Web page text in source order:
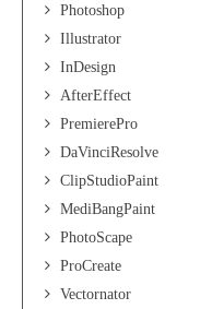
Photoshop
Illustrator
InDesign
AfterEffect
PremierePro
DaVinciResolve
ClipStudioPaint
MediBangPaint
PhotoScape
ProCreate
Vectornator